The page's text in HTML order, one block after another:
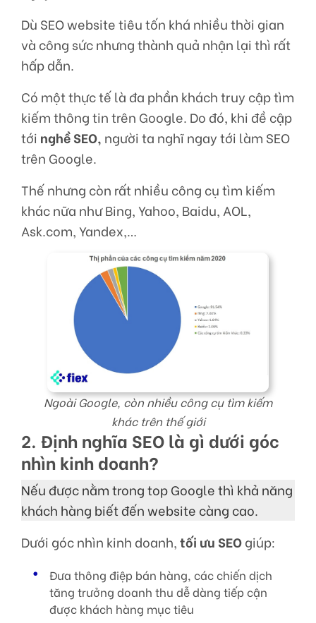
Dù SEO website tiêu tốn khá nhiều thời gian
và công sức nhưng thành quả nhận lại thì rất
hấp dẫn.
Có một thực tế là đa phần khách truy cập tìm
kiếm thông tin trên Google. Do đó, khi đề cập
tới nghề SEO, người ta nghĩ ngay tới làm SEO
trên Google.
Thế nhưng còn rất nhiều công cụ tìm kiếm
khác nữa như Bing, Yahoo, Baidu, AOL,
Ask.com, Yandex,…
Ngoài Google, còn nhiều công cụ tìm kiếm
khác trên thế giới
2. Định nghĩa SEO là gì dưới góc
nhìn kinh doanh?
Nếu được nằm trong top Google thì khả năng
khách hàng biết đến website càng cao.
Dưới góc nhìn kinh doanh,tối ưu SEOgiúp:
Đưa thông điệp bán hàng, các chiến dịch
tăng trưởng doanh thu dễ dàng tiếp cận
được khách hàng mục tiêu